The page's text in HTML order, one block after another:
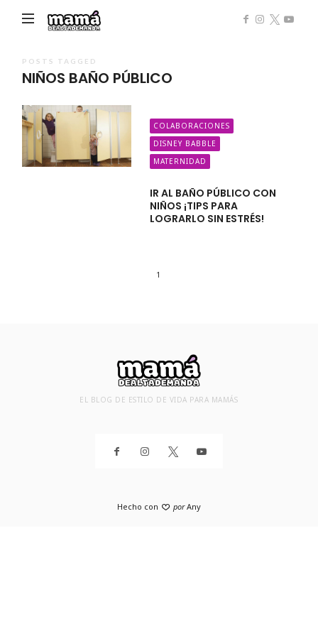
Demanda
POSTS TAGGED
NIÑOS BAÑO PÚBLICO
COLABORACIONES
DISNEY BABBLE
MATERNIDAD
IR AL BAÑO PÚBLICO CON
NIÑOS ¡TIPS PARA
LOGRARLO SIN ESTRÉS!
1
EL BLOG DE ESTILO DE VIDA PARA MAMÁS
Hecho con porAny